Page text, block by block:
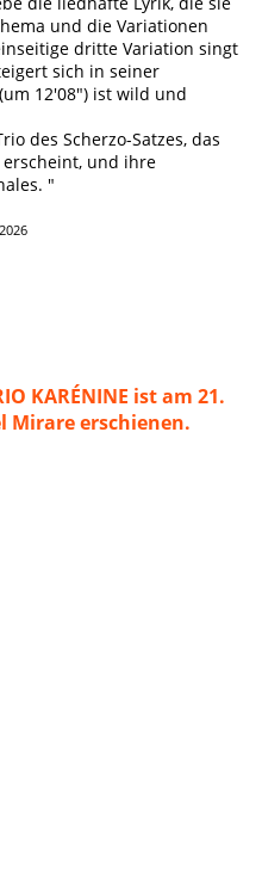
und die Variationen
dritte Variation singt
sich in seiner
12'08") ist wild und
des Scherzo-Satzes, das
und ihre
"
KARÉNINE ist am 21.
Mirare erschienen.